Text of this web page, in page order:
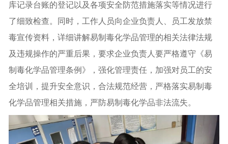
库记录台账的登记以及各项安全防范措施落实等情况进行
了细致检查。同时，工作人员向企业负责人、员工发放禁
毒宣传资料，详细讲解易制毒化学品管理的相关法律法规
及违规操作的严重后果，要求企业负责人要严格遵守《易
制毒化学品管理条例》，强化管理责任，加强对员工的安
全培训，提升安全意识，合法规范经营，严格落实易制毒
化学品管理相关措施，严防易制毒化学品非法流失。